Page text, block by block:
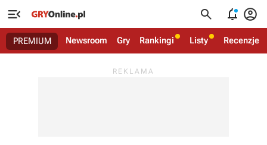
   
PREMIUM Newsroom Gry Rankingi Listy Recenzje